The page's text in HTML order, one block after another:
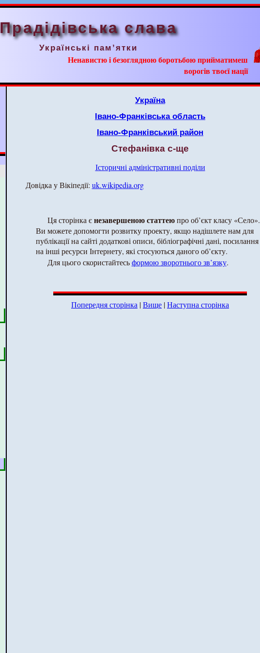
Прадідівська слава
Українські пам’ятки
Ненавистю і безоглядною боротьбою прийматимеш
ворогів твоєї нації
Україна
Івано-Франківська область
Івано-Франківський район
Стефанівка с-ще
Історичні адміністративні поділи
Довідка у Вікіпедії: uk.wikipedia.org
Ця сторінка єнезавершеною статтеюпро об’єкт класу «Село».
Ви можете допомогти розвитку проекту, якщо надішлете нам для
публікації на сайті додаткові описи, бібліографічні дані, посилання
на інші ресурси Інтернету, які стосуються даного об’єкту.
Для цього скористайтесьформою зворотнього зв’язку.
Попередня сторінка |Вище |Наступна сторінка